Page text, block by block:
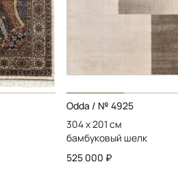
Odda / № 4925
304 x 201 см
бамбуковый шелк
525 000 ₽